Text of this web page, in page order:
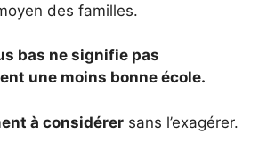
des familles.
bas ne signifie pas
une moins bonne école.
à considérer sans l’exagérer.